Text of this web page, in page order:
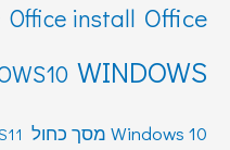
Office
Office install
WINDOWS
Windows 10 מסך כחול